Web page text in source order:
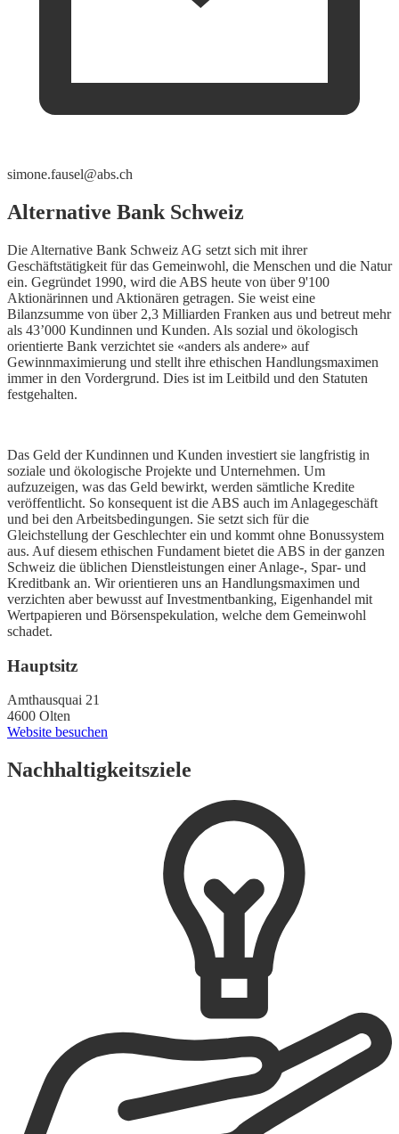
simone.fausel@abs.ch
Alternative Bank Schweiz
Die Alternative Bank Schweiz AG setzt sich mit ihrer
Geschäftstätigkeit für das Gemeinwohl, die Menschen und die Natur
ein. Gegründet 1990, wird die ABS heute von über 9'100
Aktionärinnen und Aktionären getragen. Sie weist eine
Bilanzsumme von über 2,3 Milliarden Franken aus und betreut mehr
als 43’000 Kundinnen und Kunden. Als sozial und ökologisch
orientierte Bank verzichtet sie «anders als andere» auf
Gewinnmaximierung und stellt ihre ethischen Handlungsmaximen
immer in den Vordergrund. Dies ist im Leitbild und den Statuten
festgehalten.
Das Geld der Kundinnen und Kunden investiert sie langfristig in
soziale und ökologische Projekte und Unternehmen. Um
aufzuzeigen, was das Geld bewirkt, werden sämtliche Kredite
veröffentlicht. So konsequent ist die ABS auch im Anlagegeschäft
und bei den Arbeitsbedingungen. Sie setzt sich für die
Gleichstellung der Geschlechter ein und kommt ohne Bonussystem
aus. Auf diesem ethischen Fundament bietet die ABS in der ganzen
Schweiz die üblichen Dienstleistungen einer Anlage-, Spar- und
Kreditbank an. Wir orientieren uns an Handlungsmaximen und
verzichten aber bewusst auf Investmentbanking, Eigenhandel mit
Wertpapieren und Börsenspekulation, welche dem Gemeinwohl
schadet.
Hauptsitz
Amthausquai 21
4600 Olten
Website besuchen
Nachhaltigkeitsziele